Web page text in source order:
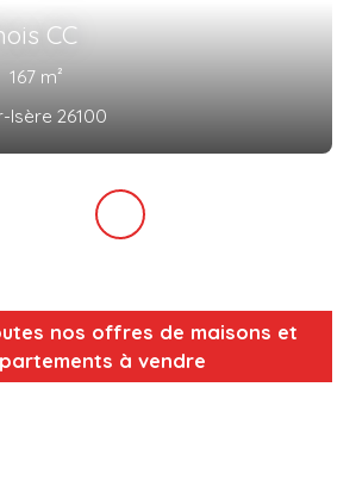
CC
167 m²
Isère 26100
nos offres de maisons et
à vendre